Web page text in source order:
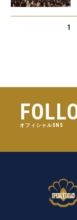
1
オフィシャルSNS